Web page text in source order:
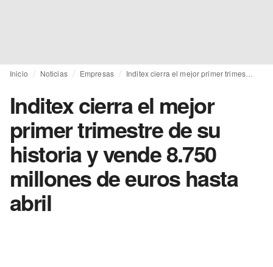
Inicio Noticias Empresas Inditex cierra el mejor primer trimestre de su historia y vende 8.750 millones de euros hasta abril
Inditex cierra el mejor
primer trimestre de su
historia y vende 8.750
millones de euros hasta
abril